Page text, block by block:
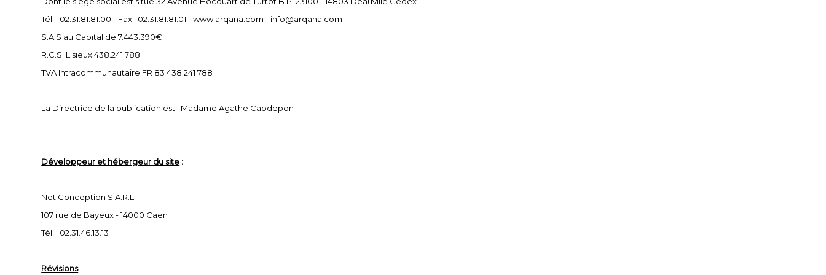
Tél. : 02.31.81.81.00 - Fax : 02.31.81.81.01 - www.arqana.com - info@arqana.com
S.A.S au Capital de 7.443.390€
R.C.S. Lisieux 438.241.788
TVA Intracommunautaire FR 83 438 241 788
La Directrice de la publication est : Madame Agathe Capdepon
Développeur et hébergeur du site :
Net Conception S.A.R.L
107 rue de Bayeux - 14000 Caen
Tél. : 02.31.46.13.13
Révisions